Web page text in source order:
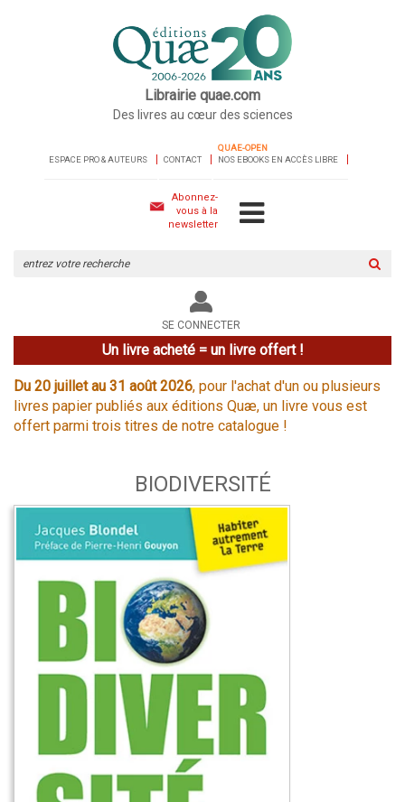
Librairie quae.com
Des livres au cœur des sciences
ESPACE PRO & AUTEURS CONTACT
QUAE-OPEN
NOS EBOOKS EN ACCÈS LIBRE
Abonnez-
vous à la
newsletter
le
site
SE CONNECTER
Un livre acheté = un livre offert !
Du 20 juillet au 31 août 2026, pour l'achat d'un ou plusieurs
livres papier publiés aux éditions Quæ, un livre vous est
offert parmi trois titres de notre catalogue !
BIODIVERSITÉ